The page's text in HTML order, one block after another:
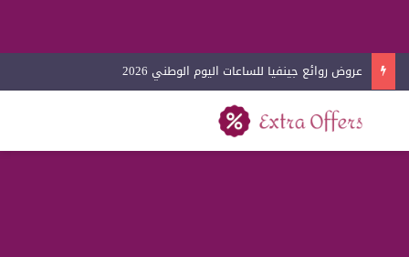
عروض روائع جينفيا للساعات اليوم الوطني 2026
بحث عن